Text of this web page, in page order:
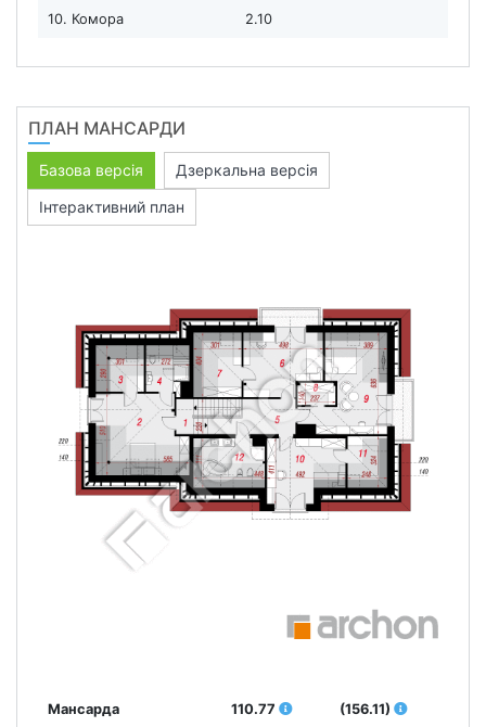
10. Комора 2.10
ПЛАН МАНСАРДИ
Базова версія
Дзеркальна версія
Інтерактивний план
Мансарда 110.77 (156.11)